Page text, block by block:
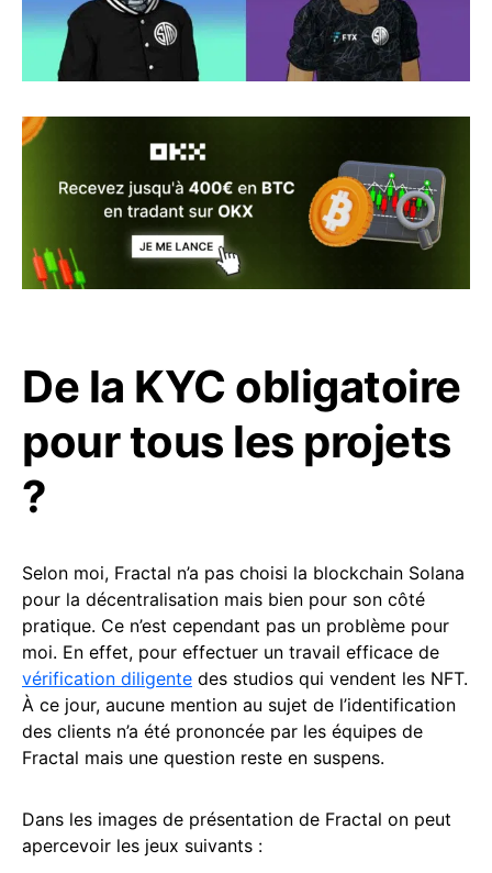
De la KYC obligatoire
pour tous les projets
?
Selon moi, Fractal n’a pas choisi la blockchain Solana
pour la décentralisation mais bien pour son côté
pratique. Ce n’est cependant pas un problème pour
moi. En effet, pour effectuer un travail efficace de
vérification diligente des studios qui vendent les NFT.
À ce jour, aucune mention au sujet de l’identification
des clients n’a été prononcée par les équipes de
Fractal mais une question reste en suspens.
Dans les images de présentation de Fractal on peut
apercevoir les jeux suivants :